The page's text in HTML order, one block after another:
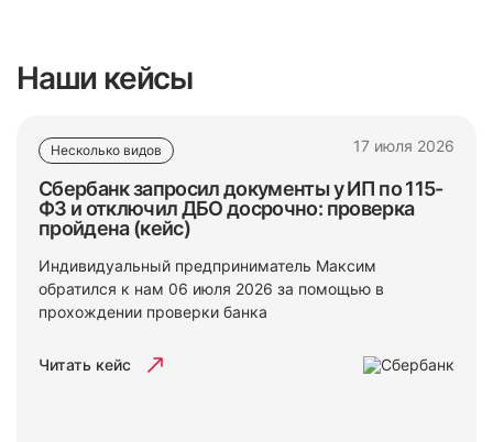
Наши кейсы
Несколько видов 17 июля 2026
Сбербанк запросил документы у ИП по 115-
ФЗ и отключил ДБО досрочно: проверка
пройдена (кейс)
Индивидуальный предприниматель Максим
обратился к нам 06 июля 2026 за помощью в
прохождении проверки банка
Читать кейс